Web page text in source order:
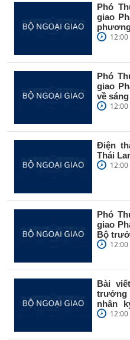
Phó
giao
Canada
Phó
giao
về
Điện
Thái
Phó
giao
Bộ
Bài
trưởng
nhân
ASEAN